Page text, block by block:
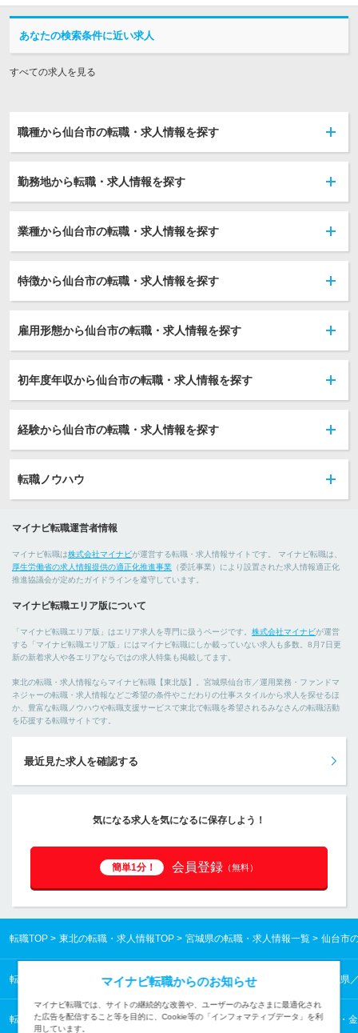
あなたの検索条件に近い求人
すべての求人を見る
職種から仙台市の転職・求人情報を探す
勤務地から転職・求人情報を探す
業種から仙台市の転職・求人情報を探す
特徴から仙台市の転職・求人情報を探す
雇用形態から仙台市の転職・求人情報を探す
初年度年収から仙台市の転職・求人情報を探す
経験から仙台市の転職・求人情報を探す
転職ノウハウ
マイナビ転職運営者情報
マイナビ転職は株式会社マイナビが運営する転職・求人情報サイトです。 マイナビ転職は、
厚生労働省の求人情報提供の適正化推進事業 （委託事業）により設置された求人情報適正化
推進協議会が定めたガイドラインを遵守しています。
マイナビ転職エリア版について
「マイナビ転職エリア版」はエリア求人を専門に扱うページです。 株式会社マイナビが運営
する「マイナビ転職エリア版」にはマイナビ転職にしか載っていない求人も多数。8月7日更
新の新着求人や各エリアならではの求人特集も掲載してます。
東北の転職・求人情報ならマイナビ転職【東北版】。宮城県仙台市／運用業務・ファンドマ
ネジャーの転職・求人情報などご希望の条件やこだわりの仕事スタイルから求人を探せるほ
か、豊富な転職ノウハウや転職支援サービスで東北で転職を希望されるみなさんの転職活動
を応援する転職サイトです。
最近見た求人を確認する
気になる求人を気になるに保存しよう！
簡単1分！ 会員登録 （無料）
転職TOP 東北の転職・求人情報TOP 宮城県の転職・求人情報一覧 仙台市
転職TOP 東北の転職・求人情報TOP 宮城県の転職・求人情報一覧 宮城県
転職TOP コンサルタント・金融・不動産専門職から探す コンサルタント・
マイナビ転職からのお知らせ
マイナビ転職では、サイトの継続的な改善や、ユーザーのみなさまに最適化され
た広告を配信すること等を目的に、Cookie等の「インフォマティブデータ」を利
用しています。